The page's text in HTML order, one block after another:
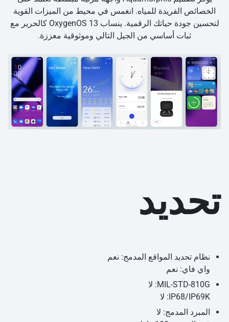
الخصائص الفريدة للمياه. انغمس في محيط من الميزات القوية
لتحسين جودة حياتك الرقمية. ينساب OxygenOS 13 كالحرير مع
ثبات أساسي من الجيل التالي وموثوقية معززة.
تحديد
نظام تحديد المواقع المدمج: نعم
واي فاي: نعم
MIL-STD-810G: لا
IP68/IP69K: لا
المبرد المدمج: لا